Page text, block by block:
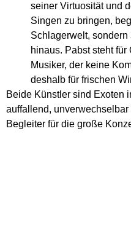
seiner Virtuosität und
Singen zu bringen,
Schlagerwelt,
hinaus. Pabst steht
Musiker, der keine
deshalb für frischen
Beide Künstler sind Exoten
auffallend,
Begleiter für die große